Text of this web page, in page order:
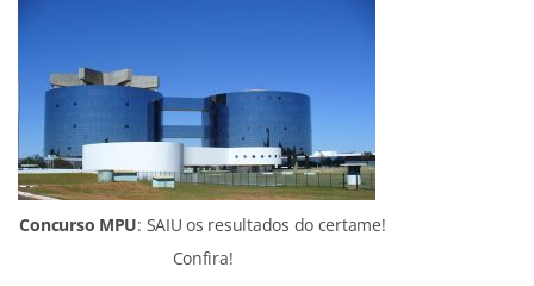
Concurso MPU: SAIU os resultados do certame!
Confira!